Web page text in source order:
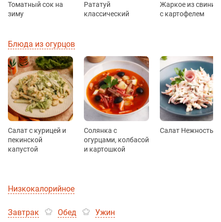
Томатный сок на
зиму
Рататуй
классический
Жаркое из
с картофелем
Блюда из огурцов
Салат с курицей и
пекинской
капустой
Солянка с
огурцами, колбасой
и картошкой
Салат Нежность
Низкокалорийное
Завтрак Обед Ужин